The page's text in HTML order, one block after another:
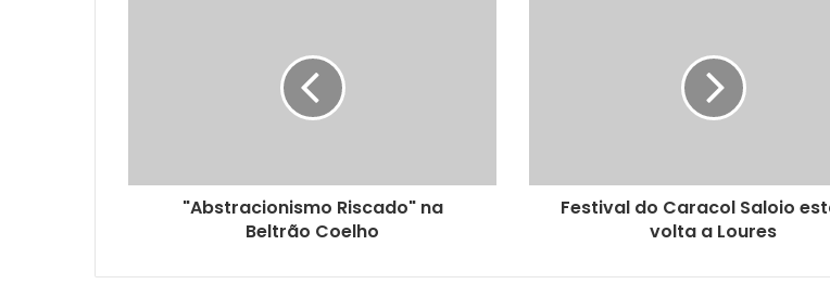
"Abstracionismo Riscado" na
Beltrão Coelho
Festival do Caracol Saloio
volta a Loures